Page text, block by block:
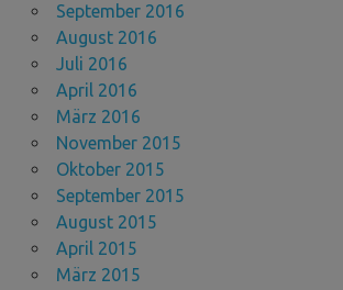
September 2016
August 2016
Juli 2016
April 2016
März 2016
November 2015
Oktober 2015
September 2015
August 2015
April 2015
März 2015